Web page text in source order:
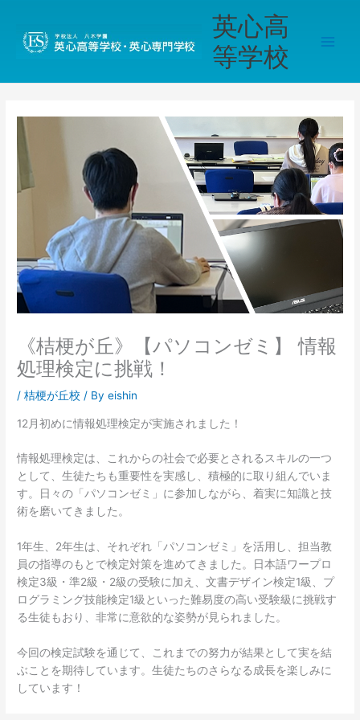
英心高
等学校
《桔梗が丘》【パソコンゼミ】 情報
処理検定に挑戦！
/桔梗が丘校 / Byeishin
12月初めに情報処理検定が実施されました！
情報処理検定は、これからの社会で必要とされるスキルの一つ
として、生徒たちも重要性を実感し、積極的に取り組んでいま
す。日々の「パソコンゼミ」に参加しながら、着実に知識と技
術を磨いてきました。
1年生、2年生は、それぞれ「パソコンゼミ」を活用し、担当教
員の指導のもとで検定対策を進めてきました。日本語ワープロ
検定3級・準2級・2級の受験に加え、文書デザイン検定1級、プ
ログラミング技能検定1級といった難易度の高い受験級に挑戦す
る生徒もおり、非常に意欲的な姿勢が見られました。
今回の検定試験を通じて、これまでの努力が結果として実を結
ぶことを期待しています。生徒たちのさらなる成長を楽しみに
しています！